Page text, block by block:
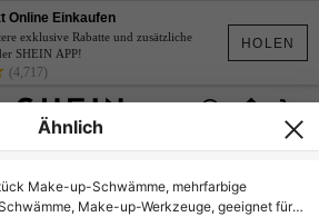
HOLEN
Online Einkaufen
exklusive Rabatte und zusätzliche
SHEIN APP!
(4,717)
Ähnlich
Make-up-Schwämme, mehrfarbige
Make-up-Werkzeuge, geeignet für